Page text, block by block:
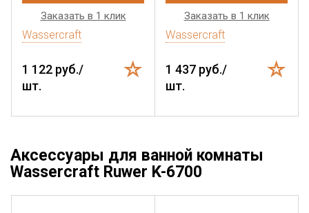
Заказать в 1 клик
Wassercraft
1 122 руб./
шт.
Заказать в 1 клик
Wassercraft
1 437 руб./
шт.
Аксессуары для ванной комнаты
Wassercraft Ruwer K-6700